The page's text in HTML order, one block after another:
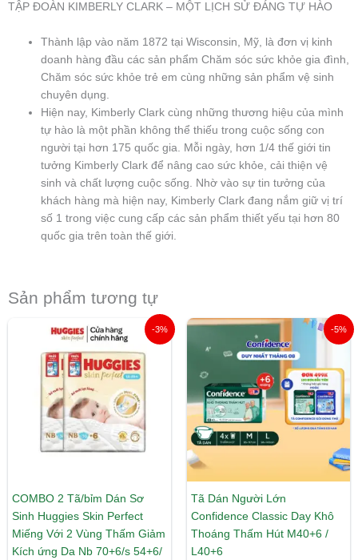
TẬP ĐOÀN KIMBERLY CLARK – MỘT LỊCH SỬ ĐÁNG TỰ HÀO
Thành lập vào năm 1872 tại Wisconsin, Mỹ, là đơn vị kinh
doanh hàng đầu các sản phẩm Chăm sóc sức khỏe gia đình,
Chăm sóc sức khỏe trẻ em cùng những sản phẩm vệ sinh
chuyên dụng.
Hiện nay, Kimberly Clark cùng những thương hiệu của mình
tự hào là một phần không thể thiếu trong cuộc sống con
người tại hơn 175 quốc gia. Mỗi ngày, hơn 1/4 thế giới tin
tưởng Kimberly Clark để nâng cao sức khỏe, cải thiện vệ
sinh và chất lượng cuộc sống. Nhờ vào sự tin tưởng của
khách hàng mà hiện nay, Kimberly Clark đang nắm giữ vị trí
số 1 trong việc cung cấp các sản phẩm thiết yếu tại hơn 80
quốc gia trên toàn thế giới.
Sản phẩm tương tự
-3%
COMBO 2 Tã/bỉm Dán Sơ
Sinh Huggies Skin Perfect
Miếng Với 2 Vùng Thấm Giảm
Kích ứng Da Nb 70+6/s 54+6/
Khoảng
giá:
từ
308.000 ₫
đến
442.000 ₫
-5%
Tã Dán Người Lớn
Confidence Classic Day Khô
Thoáng Thấm Hút M40+6 /
L40+6
Khoảng
giá:
327.000 ₫
đến
345.000 ₫